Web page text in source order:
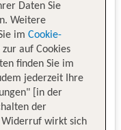
Daten Sie
Weitere
im Cookie-
auf Cookies
finden Sie im
jederzeit Ihre
[in der
der
wirkt sich